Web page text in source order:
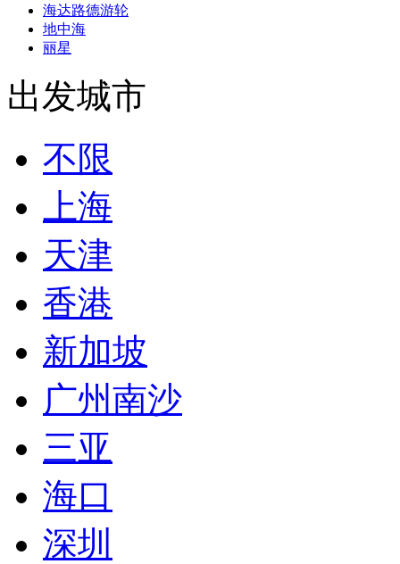
海达路德游轮
地中海
丽星
出发城市
不限
上海
天津
香港
新加坡
广州南沙
三亚
海口
深圳